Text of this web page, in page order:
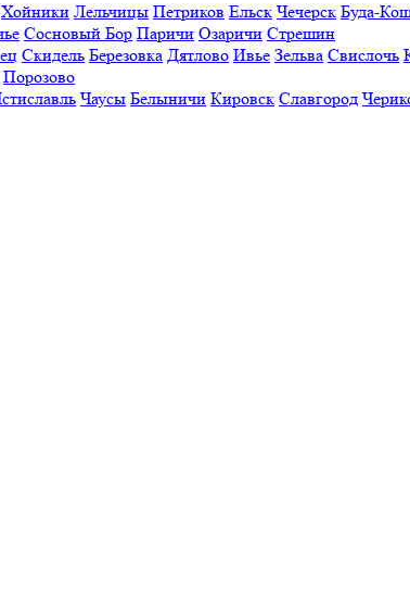
Хойники Лельчицы Петриков Ельск Чечерск Буда-
Сосновый Бор Паричи Озаричи Стрешин
Скидель Березовка Дятлово Ивье Зельва Свислочь
Порозово
Чаусы Белыничи Кировск Славгород